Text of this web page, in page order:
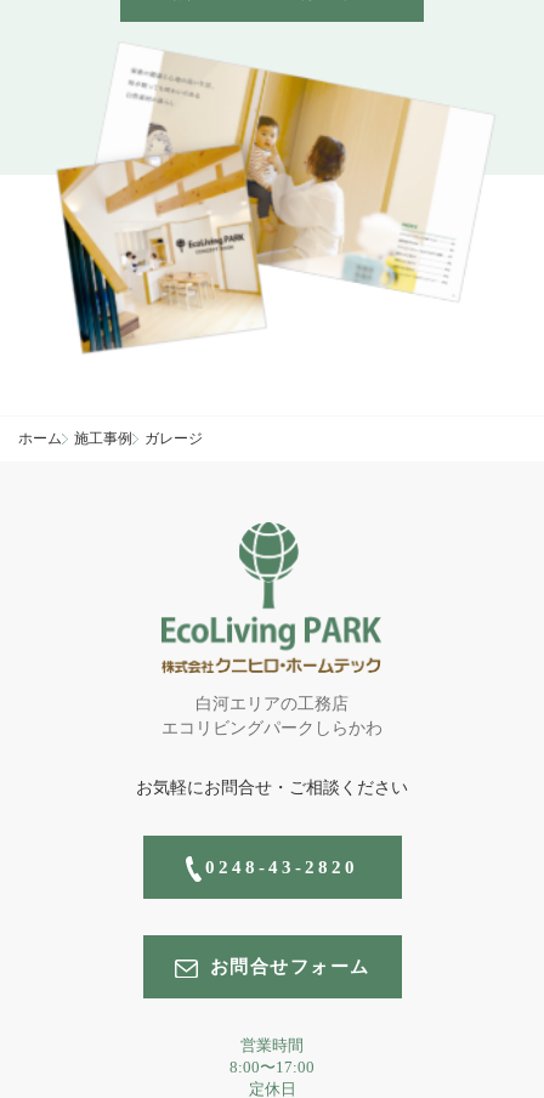
ホーム 施工事例 ガレージ
白河エリアの工務店
エコリビングパークしらかわ
お気軽にお問合せ・ご相談ください
0248-43-2820
お問合せフォーム
営業時間
8:00〜17:00
定休日